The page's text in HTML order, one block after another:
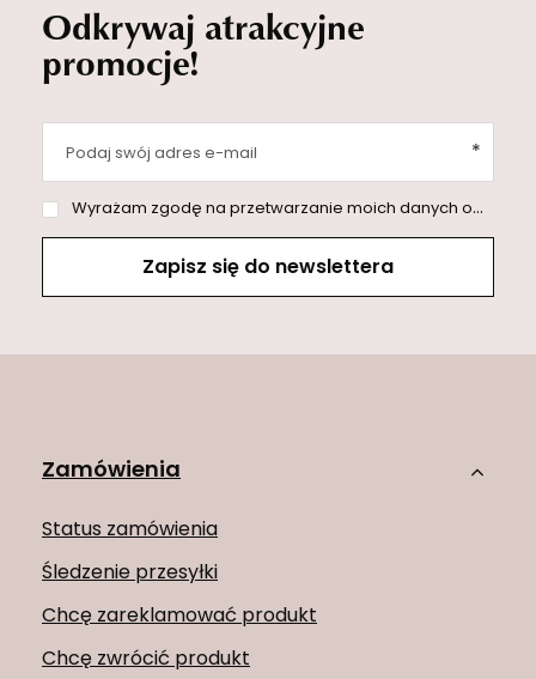
Odkrywaj atrakcyjne
promocje!
Podaj swój adres e-mail
Wyrażam zgodę na przetwarzanie moich danych osobowych (adres e-mail) na potrzeby wysyłki newslettera z informacją handlową (marketing). Więcej w
Zapisz się do newslettera
Zamówienia
Status zamówienia
Śledzenie przesyłki
Chcę zareklamować produkt
Chcę zwrócić produkt